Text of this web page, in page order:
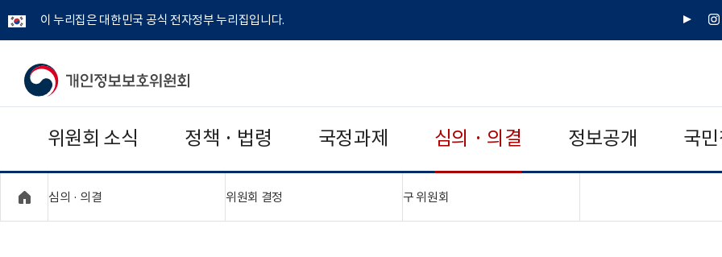
이 누리집은 대한민국 공식 전자정부 누리집입니다.
유
인
개
보
보
위원회 소식 정책 · 법령 국정과제 심의 · 의결 정보공개 국
심의 · 의결 위원회 결정 구 위원회